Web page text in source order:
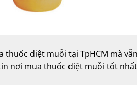
diệt muỗi tại TpHCM mà
nơi mua thuốc diệt muỗi tốt